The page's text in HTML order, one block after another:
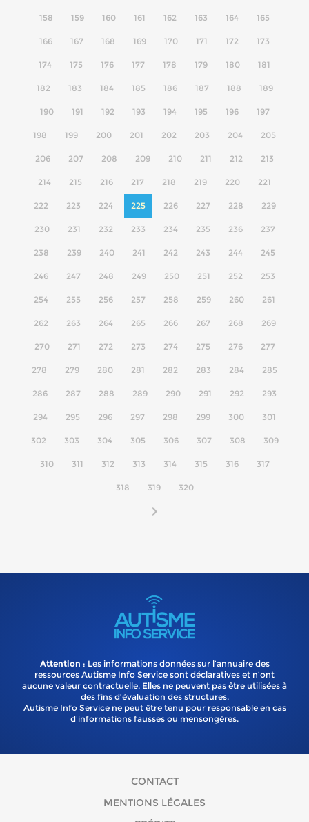
158 159 160 161 162 163 164 165
166 167 168 169 170 171 172 173
174 175 176 177 178 179 180 181
182 183 184 185 186 187 188 189
190 191 192 193 194 195 196 197
198 199 200 201 202 203 204 205
206 207 208 209 210 211 212 213
214 215 216 217 218 219 220 221
222 223 224 225 226 227 228 229
230 231 232 233 234 235 236 237
238 239 240 241 242 243 244 245
246 247 248 249 250 251 252 253
254 255 256 257 258 259 260 261
262 263 264 265 266 267 268 269
270 271 272 273 274 275 276 277
278 279 280 281 282 283 284 285
286 287 288 289 290 291 292 293
294 295 296 297 298 299 300 301
302 303 304 305 306 307 308 309
310 311 312 313 314 315 316 317
318 319 320
Attention : Les informations données sur l’annuaire des
ressources Autisme Info Service sont déclaratives et n’ont
aucune valeur contractuelle. Elles ne peuvent pas être utilisées à
des fins d’évaluation des structures.
Autisme Info Service ne peut être tenu pour responsable en cas
d'informations fausses ou mensongères.
CONTACT
MENTIONS LÉGALES